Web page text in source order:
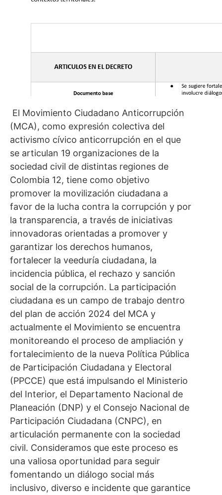
El Movimiento Ciudadano Anticorrupción
(MCA), como expresión colectiva del
activismo cívico anticorrupción en el que
se articulan 19 organizaciones de la
sociedad civil de distintas regiones de
Colombia 12, tiene como objetivo
promover la movilización ciudadana a
favor de la lucha contra la corrupción y por
la transparencia, a través de iniciativas
innovadoras orientadas a promover y
garantizar los derechos humanos,
fortalecer la veeduría ciudadana, la
incidencia pública, el rechazo y sanción
social de la corrupción. La participación
ciudadana es un campo de trabajo dentro
del plan de acción 2024 del MCA y
actualmente el Movimiento se encuentra
monitoreando el proceso de ampliación y
fortalecimiento de la nueva Política Pública
de Participación Ciudadana y Electoral
(PPCCE) que está impulsando el Ministerio
del Interior, el Departamento Nacional de
Planeación (DNP) y el Consejo Nacional de
Participación Ciudadana (CNPC), en
articulación permanente con la sociedad
civil. Consideramos que este proceso es
una valiosa oportunidad para seguir
fomentando un diálogo social más
inclusivo, diverso e incidente que garantice